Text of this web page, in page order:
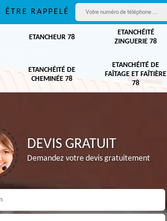
ÊTRE RAPPELÉ
ETANCHEUR 78
ETANCHÉITÉ
ZINGUERIE 78
ETANCHÉITÉ DE
CHEMINÉE 78
ETANCHÉITÉ DE
FAÎTAGE ET FAÎTIÈRE
78
DEVIS GRATUIT
Demandez votre devis gratuitement